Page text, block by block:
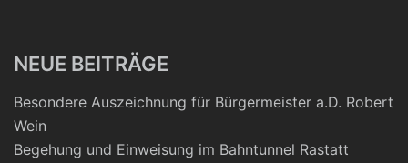
NEUE BEITRÄGE
Besondere Auszeichnung für Bürgermeister a.D. Robert
Wein
Begehung und Einweisung im Bahntunnel Rastatt